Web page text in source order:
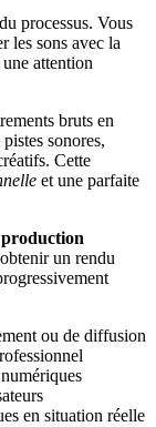
processus. Vous
les sons avec la
attention
bruts en
sonores,
Cette
et une parfaite
production
un rendu
ou de diffusion
en situation réelle